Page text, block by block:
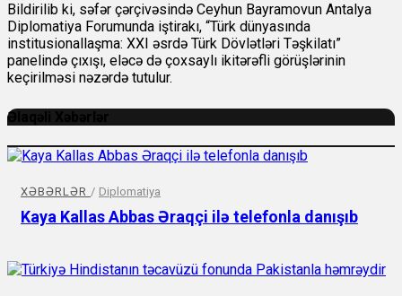
Bildirilib ki, səfər çərçivəsində Ceyhun Bayramovun Antalya
Diplomatiya Forumunda iştirakı, “Türk dünyasında
institusionallaşma: XXI əsrdə Türk Dövlətləri Təşkilatı”
panelində çıxışı, eləcə də çoxsaylı ikitərəfli görüşlərinin
keçirilməsi nəzərdə tutulur.
Əlaqəli Xəbərlər
XƏBƏRLƏR / Diplomatiya
Kaya Kallas Abbas Əraqçi ilə telefonla danışıb